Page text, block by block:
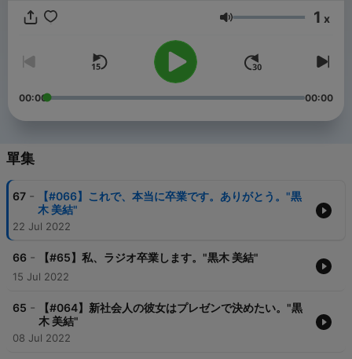
音量 1 x
00:00 00:00
單集
67 -
【#066】これで、本当に卒業です。ありがとう。"黒
木 美結"
22 Jul 2022
66 - 【#65】私、ラジオ卒業します。"黒木 美結"
15 Jul 2022
65 -
【#064】新社会人の彼女はプレゼンで決めたい。"黒
木 美結"
08 Jul 2022